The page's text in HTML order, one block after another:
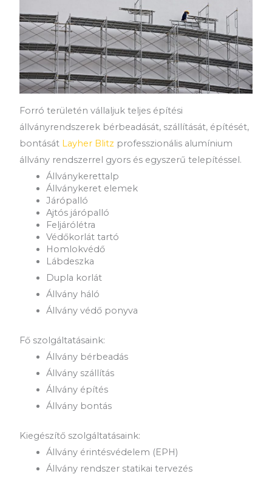
Forró területén vállaljuk teljes építési
állványrendszerek bérbeadását, szállítását, építését,
bontását Layher Blitz professzionális alumínium
állvány rendszerrel gyors és egyszerű telepítéssel.
Állványkerettalp
Állványkeret elemek
Járópalló
Ajtós járópalló
Feljárólétra
Védőkorlát tartó
Homlokvédő
Lábdeszka
Dupla korlát
Állvány háló
Állvány védő ponyva
Fő szolgáltatásaink:
Állvány bérbeadás
Állvány szállítás
Állvány építés
Állvány bontás
Kiegészítő szolgáltatásaink:
Állvány érintésvédelem (EPH)
Állvány rendszer statikai tervezés